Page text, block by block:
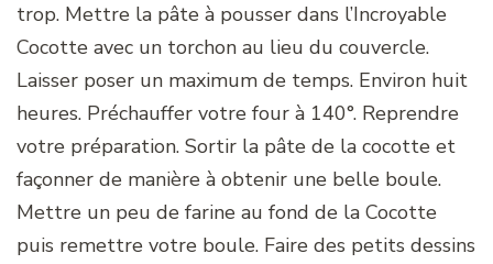
trop. Mettre la pâte à pousser dans l’Incroyable
Cocotte avec un torchon au lieu du couvercle.
Laisser poser un maximum de temps. Environ huit
heures. Préchauffer votre four à 140°. Reprendre
votre préparation. Sortir la pâte de la cocotte et
façonner de manière à obtenir une belle boule.
Mettre un peu de farine au fond de la Cocotte
puis remettre votre boule. Faire des petits dessins